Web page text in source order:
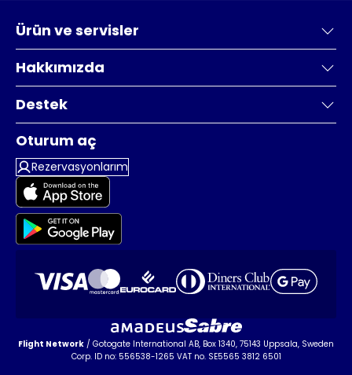
Ürün ve servisler
Hakkımızda
Destek
Oturum aç
Rezervasyonlarım
Flight Network / Gotogate International AB, Box 1340, 75143 Uppsala, Sweden
Corp. ID no: 556538-1265 VAT no. SE5565 3812 6501